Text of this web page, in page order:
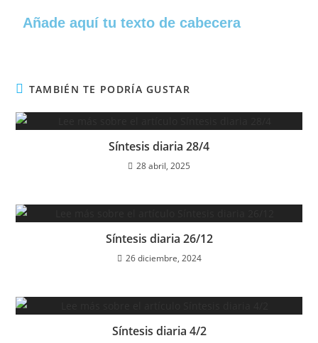
Añade aquí tu texto de cabecera
TAMBIÉN TE PODRÍA GUSTAR
Síntesis diaria 28/4
28 abril, 2025
Síntesis diaria 26/12
26 diciembre, 2024
Síntesis diaria 4/2